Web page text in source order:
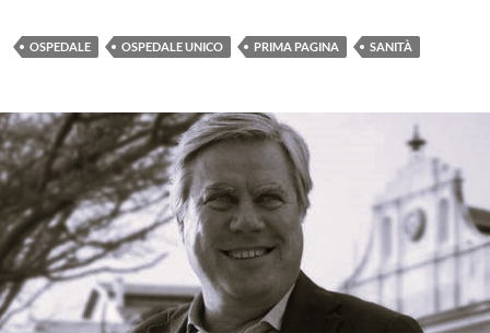
OSPEDALE OSPEDALE UNICO PRIMA PAGINA SANITÀ